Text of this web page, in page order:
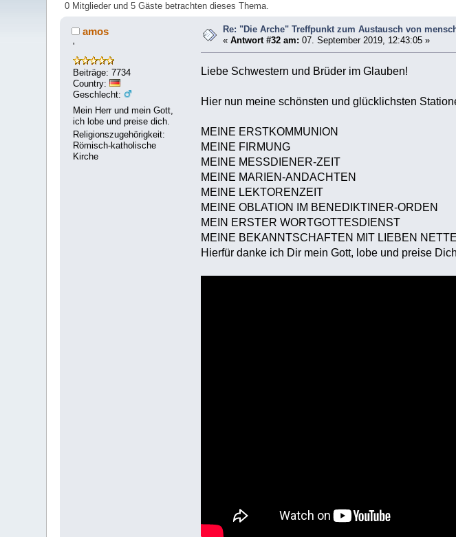
0 Mitglieder und 5 Gäste betrachten dieses Thema.
amos
'
Beiträge: 7734
Country:
Geschlecht:
Mein Herr und mein Gott,
ich lobe und preise dich.
Religionszugehörigkeit:
Römisch-katholische
Kirche
Re: "Die Arche" Treffpunkt zum Austausch von
«Antwort #32 am: 07. September 2019, 12:43:05 »
Liebe Schwestern und Brüder im Glauben!
Hier nun meine schönsten und glücklichsten
MEINE ERSTKOMMUNION
MEINE FIRMUNG
MEINE MESSDIENER-ZEIT
MEINE MARIEN-ANDACHTEN
MEINE LEKTORENZEIT
MEINE OBLATION IM BENEDIKTINER-ORDEN
MEIN ERSTER WORTGOTTESDIENST
MEINE BEKANNTSCHAFTEN MIT LIEBEN
Hierfür danke ich Dir mein Gott, lobe und preise